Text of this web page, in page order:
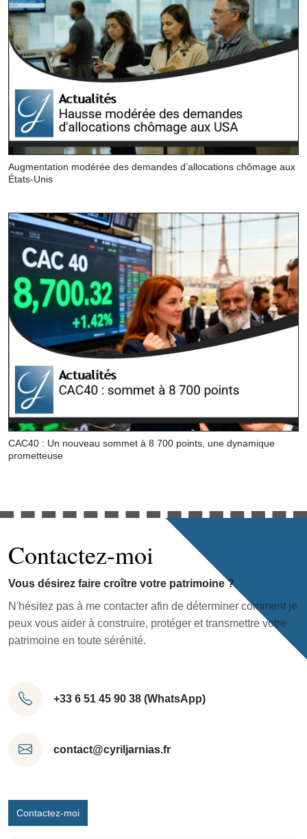
Augmentation modérée des demandes d’allocations chômage aux
États-Unis
CAC40 : Un nouveau sommet à 8 700 points, une dynamique
prometteuse
Contactez-moi
Vous désirez faire croître votre patrimoine ?
N'hésitez pas à me contacter afin de déterminer comment je
peux vous aider à construire, protéger et transmettre votre
patrimoine en toute sérénité.
+33 6 51 45 90 38 (WhatsApp)
contact@cyriljarnias.fr
Contactez-moi